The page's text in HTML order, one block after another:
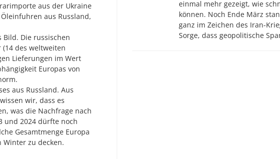
aus der Ukraine
aus Russland,
Bild. Die russischen
des weltweiten
Lieferungen im Wert
Europas von
aus Russland. Aus
wir, dass es
was die Nachfrage nach
und 2024 dürfte noch
Gesamtmenge Europa
zu decken.
einmal mehr gezeigt, wie
können. Noch Ende März
ganz im Zeichen des Iran-
Sorge, dass geopolitische